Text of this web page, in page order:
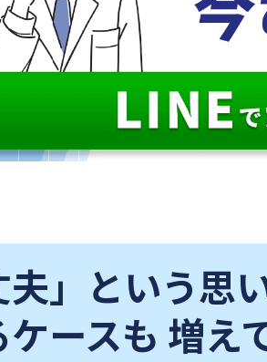
夫」という
ースも 増え